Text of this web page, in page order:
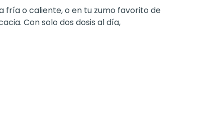
fría o caliente, o en tu zumo favorito de
Con solo dos dosis al día,